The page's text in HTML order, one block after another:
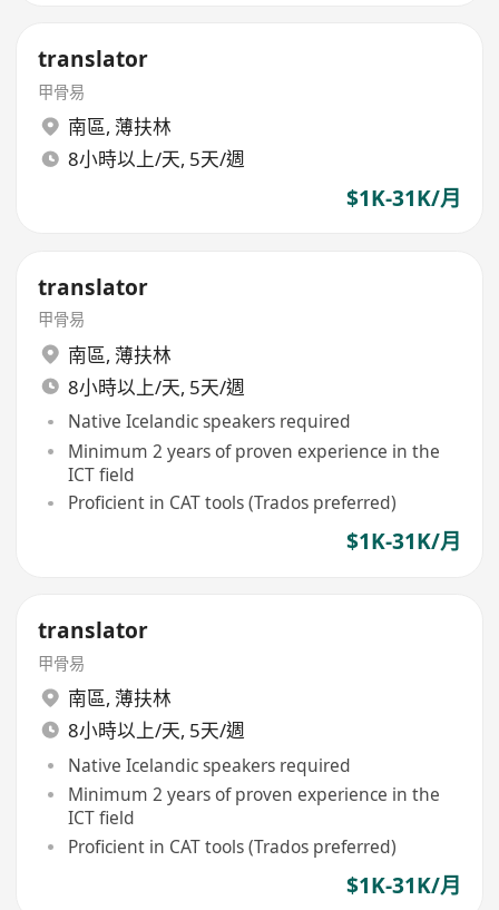
translator
甲骨易
南區, 薄扶林
8小時以上/天, 5天/週
$1K-31K/月
translator
甲骨易
南區, 薄扶林
8小時以上/天, 5天/週
Native Icelandic speakers required
Minimum 2 years of proven experience in the
ICT field
Proficient in CAT tools (Trados preferred)
$1K-31K/月
translator
甲骨易
南區, 薄扶林
8小時以上/天, 5天/週
Native Icelandic speakers required
Minimum 2 years of proven experience in the
ICT field
Proficient in CAT tools (Trados preferred)
$1K-31K/月